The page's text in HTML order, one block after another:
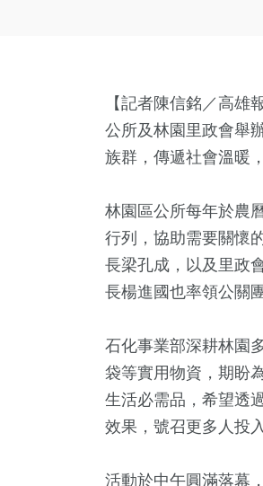
【記者陳信銘／高
公所及林園里政會舉
族群，傳遞社會溫暖
林園區公所每年於農
行列，協助需要關懷
長梁孔成，以及里政
長楊進國也率領公關
石化事業部深耕林園
袋等實用物資，期盼
生活必需品，希望透
效果，號召更多人投
活動於中午圓滿落幕